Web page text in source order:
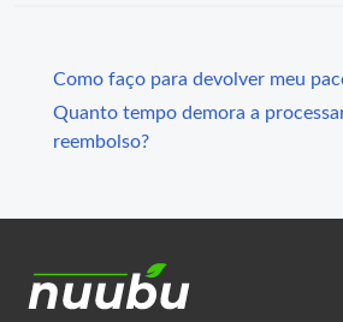
Como faço para devolver meu
Quanto tempo demora a
reembolso?